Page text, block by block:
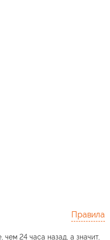
Правила
24 часа назад, а значит,